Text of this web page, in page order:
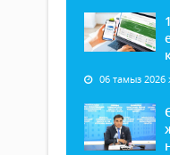
06 тамыз 2026